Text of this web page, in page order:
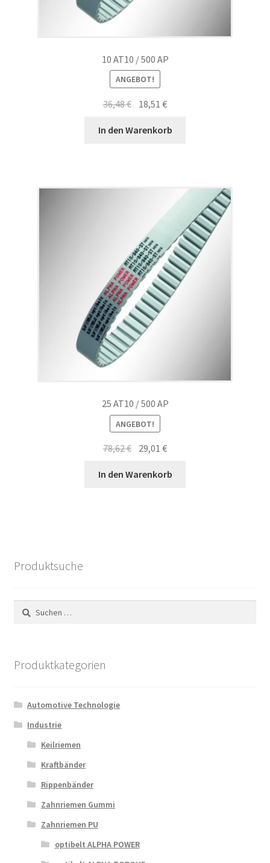
10 AT10 / 500 AP
ANGEBOT!
36,48€ Ursprünglicher
war:
18,51€Aktueller
ist:
In den Warenkorb
25 AT10 / 500 AP
ANGEBOT!
78,62€ Ursprünglicher
war:
29,01€Aktueller
ist:
In den Warenkorb
Produktsuche
Suchen
nach:
Produktkategorien
Automotive Technologie
Industrie
Keilriemen
Kraftbänder
Rippenbänder
Zahnriemen Gummi
Zahnriemen PU
optibelt ALPHA POWER